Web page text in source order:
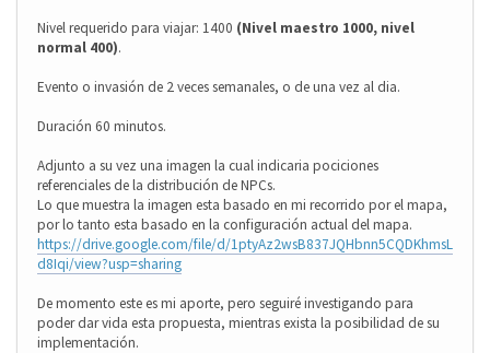
Nivel requerido para viajar: 1400 (Nivel maestro 1000, nivel
normal 400).
Evento o invasión de 2 veces semanales, o de una vez al dia.
Duración 60 minutos.
Adjunto a su vez una imagen la cual indicaria pociciones
referenciales de la distribución de NPCs.
Lo que muestra la imagen esta basado en mi recorrido por el mapa,
por lo tanto esta basado en la configuración actual del mapa.
https://drive.google.com/file/d/1ptyAz2wsB837JQHbnn5CQDKhmsL
d8Iqi/view?usp=sharing
De momento este es mi aporte, pero seguiré investigando para
poder dar vida esta propuesta, mientras exista la posibilidad de su
implementación.
❄
❄